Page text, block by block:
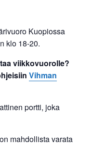
Kuopiossa
klo 18-20.
viikkovuorolle?
Vihman
portti, joka
mahdollista varata